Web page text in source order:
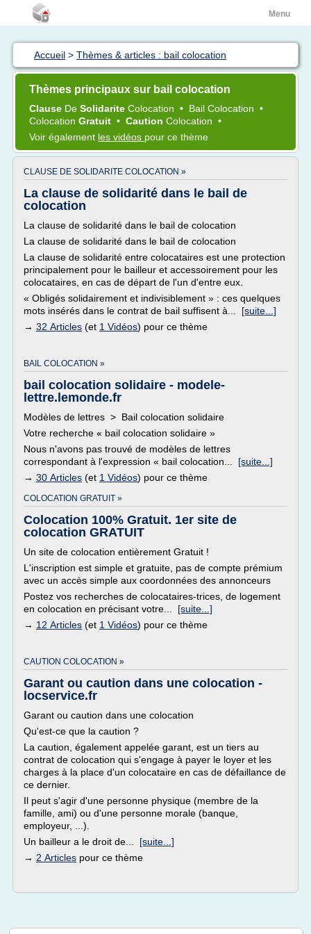
Menu
Accueil > Thèmes & articles : bail colocation
Thèmes principaux sur bail colocation
Clause De Solidarite Colocation • Bail Colocation •
Colocation Gratuit • Caution Colocation •
Voir également les vidéos pour ce thème
CLAUSE DE SOLIDARITE COLOCATION »
La clause de solidarité dans le bail de
colocation
La clause de solidarité dans le bail de colocation
La clause de solidarité dans le bail de colocation
La clause de solidarité entre colocataires est une protection
principalement pour le bailleur et accessoirement pour les
colocataires, en cas de départ de l'un d'entre eux.
« Obligés solidairement et indivisiblement » : ces quelques
mots insérés dans le contrat de bail suffisent à... [suite...]
→ 32 Articles (et 1 Vidéos) pour ce thème
BAIL COLOCATION »
bail colocation solidaire - modele-
lettre.lemonde.fr
Modèles de lettres > Bail colocation solidaire
Votre recherche « bail colocation solidaire »
Nous n'avons pas trouvé de modèles de lettres
correspondant à l'expression « bail colocation... [suite...]
→ 30 Articles (et 1 Vidéos) pour ce thème
COLOCATION GRATUIT »
Colocation 100% Gratuit. 1er site de
colocation GRATUIT
Un site de colocation entièrement Gratuit !
L'inscription est simple et gratuite, pas de compte prémium
avec un accès simple aux coordonnées des annonceurs
Postez vos recherches de colocataires-trices, de logement
en colocation en précisant votre... [suite...]
→ 12 Articles (et 1 Vidéos) pour ce thème
CAUTION COLOCATION »
Garant ou caution dans une colocation -
locservice.fr
Garant ou caution dans une colocation
Qu'est-ce que la caution ?
La caution, également appelée garant, est un tiers au
contrat de colocation qui s'engage à payer le loyer et les
charges à la place d'un colocataire en cas de défaillance de
ce dernier.
Il peut s'agir d'une personne physique (membre de la
famille, ami) ou d'une personne morale (banque,
employeur, ...).
Un bailleur a le droit de... [suite...]
→ 2 Articles pour ce thème